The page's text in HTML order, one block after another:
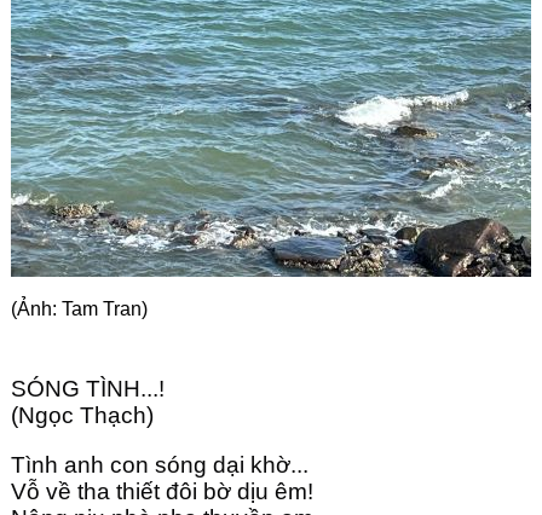
Góc chia sẻ
Liên hệ
Tìm kiếm
(Ảnh: Tam Tran)
SÓNG TÌNH...!
(Ngọc Thạch)
Tình anh con sóng dại khờ...
Vỗ về tha thiết đôi bờ dịu êm!